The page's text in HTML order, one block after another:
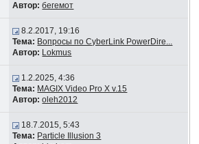
Автор: бегемот
8.2.2017, 19:16
Тема: Вопросы по CyberLink PowerDire...
Автор: Lokmus
1.2.2025, 4:36
Тема: MAGIX Video Pro X v.15
Автор: oleh2012
18.7.2015, 5:43
Тема: Particle Illusion 3